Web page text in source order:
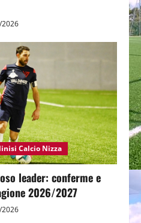
Calcio Nizza
leader: conferme e
2026/2027